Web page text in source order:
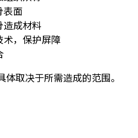
表面
造成材料
术，保护屏障
取决于所需造成的范围。